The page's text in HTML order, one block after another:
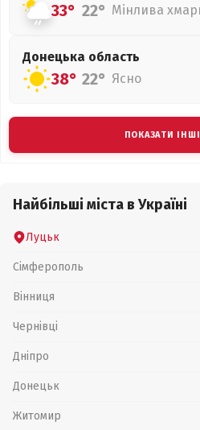
33° 22° Мінлива
Донецька область
38° 22° Ясно
ПОКАЗАТИ
Найбільші міста в Україні
Луцьк
Сімферополь
Вінниця
Чернівці
Дніпро
Донецьк
Житомир